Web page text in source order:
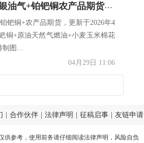
一张图看商品支撑阻力：金银油气+铂钯铜农产品期货(2026年4月29日)
钯铜+农产品期货，更新于2026年4
铜+原油天然气燃油+小麦玉米棉花
制图...
04月29日 11:06
合作伙伴 法律声明 征稿启事 友链申请
供参考，使用前务请仔细阅读法律声明 ，风险自负